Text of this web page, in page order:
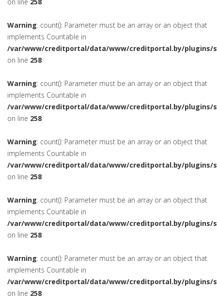
Warning: count(): Parameter must be an array or an object that
implements Countable in
/var/www/creditportal/data/www/creditportal.by/plugins/
on line 258
Warning: count(): Parameter must be an array or an object that
implements Countable in
/var/www/creditportal/data/www/creditportal.by/plugins/
on line 258
Warning: count(): Parameter must be an array or an object that
implements Countable in
/var/www/creditportal/data/www/creditportal.by/plugins/
on line 258
Warning: count(): Parameter must be an array or an object that
implements Countable in
/var/www/creditportal/data/www/creditportal.by/plugins/
on line 258
Warning: count(): Parameter must be an array or an object that
implements Countable in
/var/www/creditportal/data/www/creditportal.by/plugins/
on line 258